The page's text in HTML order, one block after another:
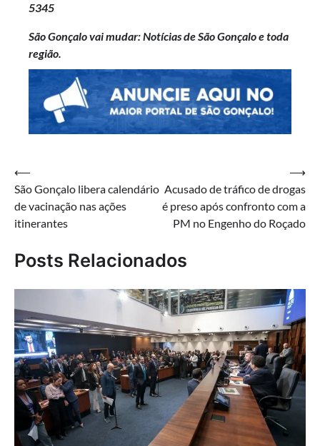
5345
São Gonçalo vai mudar: Notícias de São Gonçalo e toda
região.
Navegação
de
Post
⟵
São Gonçalo libera calendário
de vacinação nas ações
itinerantes
Acusado de tráfico de drogas
é preso após confronto com a
PM no Engenho do Roçado
⟶
Posts Relacionados